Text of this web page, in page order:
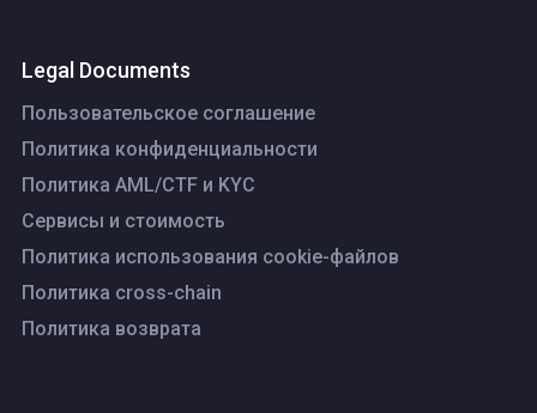
Legal Documents
Пользовательское соглашение
Политика конфиденциальности
Политика AML/CTF и KYC
Сервисы и стоимость
Политика использования cookie-файлов
Политика cross-chain
Политика возврата